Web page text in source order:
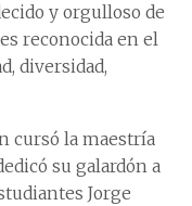
y orgulloso de
reconocida en el
diversidad,
cursó la maestría
su galardón a
Jorge